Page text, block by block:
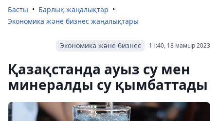
Басты
Барлық жаңалықтар
Экономика және бизнес жаңалықтары
11:40, 18 мамыр 2023
Экономика және бизнес
Қазақстанда ауыз су мен
минералды су қымбаттады